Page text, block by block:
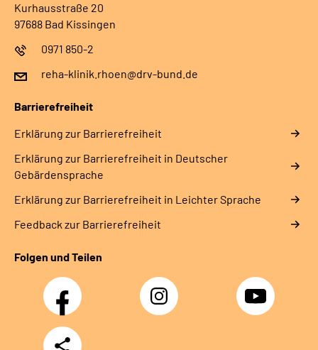
Kurhausstraße 20
97688 Bad Kissingen
0971 850-2
reha-klinik.rhoen@drv-bund.de
Barrierefreiheit
Erklärung zur Barrierefreiheit
Erklärung zur Barrierefreiheit in Deutscher
Gebärdensprache
Erklärung zur Barrierefreiheit in Leichter Sprache
Feedback zur Barrierefreiheit
Folgen und Teilen
Facebook Instagram YouTube
Teilen